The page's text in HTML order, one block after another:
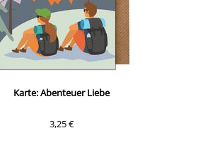
Karte: Abenteuer Liebe
3,25 €